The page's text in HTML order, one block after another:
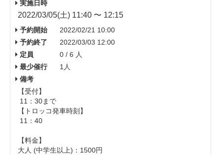
実施日時
2022/03/05(土) 11:40 〜 12:15
予約開始
2022/02/21 10:00
予約終了
2022/03/03 12:00
定員
0 / 6 人
最少催行
1人
備考
【受付】
11：30まで
【トロッコ発車時刻】
11：40
【料金】
大人 (中学生以上)： 1500円